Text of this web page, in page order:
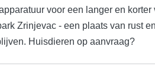
voor een langer en
Zrinjevac - een plaats van rust
Huisdieren op aanvraag?